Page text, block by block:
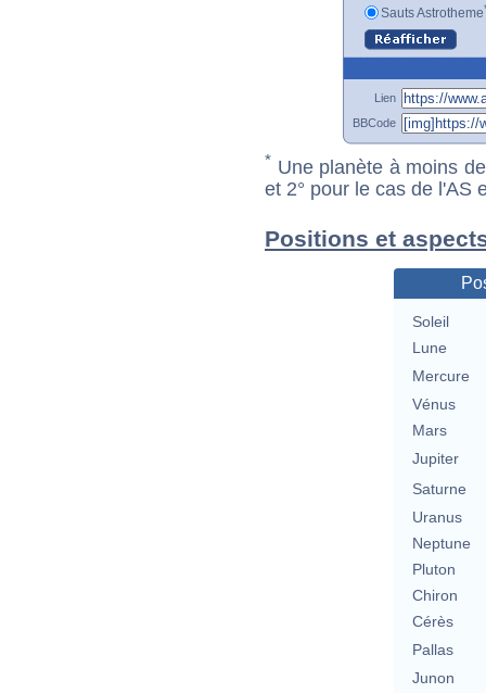
Sauts Astrotheme
Lien
BBCode
* Une planète à moins
et 2° pour le cas de l'AS
Positions et
Soleil
Lune
Mercure
Vénus
Mars
Jupiter
Saturne
Uranus
Neptune
Pluton
Chiron
Cérès
Pallas
Junon